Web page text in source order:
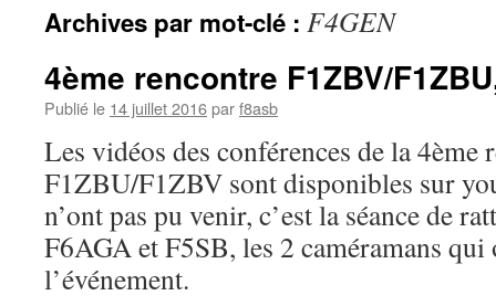
Archives par mot-clé : F4GEN
4ème rencontre F1ZBV/
Publié le 14 juillet 2016parf8asb
Les vidéos des conférences de la 4ème
F1ZBU/F1ZBV sont disponibles sur
n’ont pas pu venir, c’est la séance de
F6AGA et F5SB, les 2 caméramans
l’événement.